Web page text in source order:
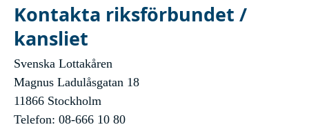
Kontakta riksförbundet /
kansliet
Svenska Lottakåren
Magnus Ladulåsgatan 18
11866 Stockholm
Telefon: 08-666 10 80